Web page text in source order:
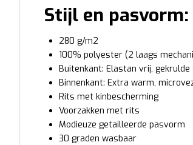
Stijl en pasvorm:
280 g/m2
100% polyester (2 laags
Buitenkant: Elastan vrij,
Binnenkant: Extra warm,
Rits met kinbescherming
Voorzakken met rits
Modieuze getailleerde pasvorm
30 graden wasbaar